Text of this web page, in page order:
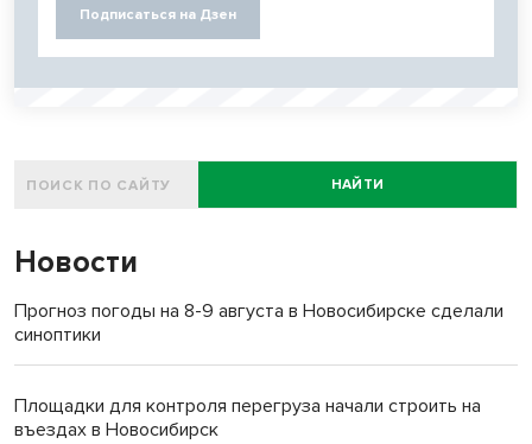
Подписаться на Дзен
НАЙТИ
Новости
Прогноз погоды на 8-9 августа в Новосибирске сделали
синоптики
Площадки для контроля перегруза начали строить на
въездах в Новосибирск